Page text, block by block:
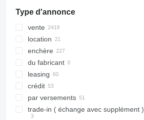
320
321
322
323
324
325
326
329
330
8025
8026
8030
8035
CT
JS
JZ
NXT
S-Series
EC 460
EC 480
EC 480DL
EC 480EL
L120
L150
L180
L220
L330
L350
Type d'annonce
vente
location
enchère
du fabricant
leasing
crédit
par versements
trade-in ( échange avec supplément )